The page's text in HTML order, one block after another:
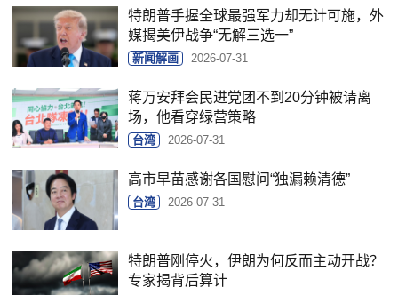
特朗普手握全球最强军力却无计可施，外
媒揭美伊战争“无解三选一”
新闻解画 2026-07-31
蒋万安拜会民进党团不到20分钟被请离
场，他看穿绿营策略
台湾 2026-07-31
高市早苗感谢各国慰问“独漏赖清德”
台湾 2026-07-31
特朗普刚停火，伊朗为何反而主动开战？
专家揭背后算计